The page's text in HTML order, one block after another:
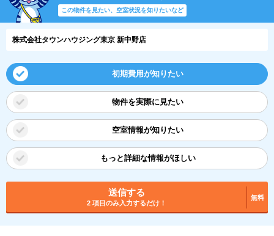
この物件を見たい、空室状況を知りたいなど
株式会社タウンハウジング東京 新中野店
初期費用が知りたい
物件を実際に見たい
空室情報が知りたい
もっと詳細な情報がほしい
送信する
2 項目のみ入力するだけ！
無料